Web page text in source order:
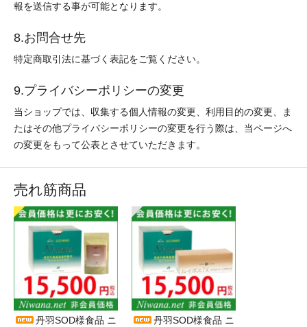
報を送信する事が可能となります。
8.お問合せ先
特定商取引法に基づく表記をご覧ください。
9.プライバシーポリシーの変更
当ショップでは、収集する個人情報の変更、利用目的の変更、ま
たはその他プライバシーポリシーの変更を行う際は、当ページへ
の変更をもって公表とさせていただきます。
売れ筋商品
丹羽SOD様食品 ニ
丹羽SOD様食品 ニ